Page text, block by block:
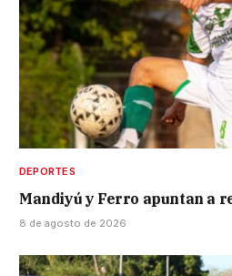
DEPORTES
Mandiyú y Ferro apuntan a
8 de agosto de 2026